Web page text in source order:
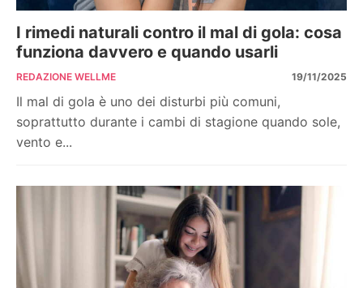
I rimedi naturali contro il mal di gola: cosa
funziona davvero e quando usarli
REDAZIONE WELLME 19/11/2025
Il mal di gola è uno dei disturbi più comuni,
soprattutto durante i cambi di stagione quando sole,
vento e...